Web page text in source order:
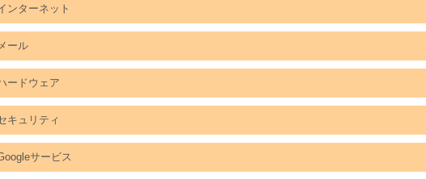
ンターネット
ール
ードウェア
キュリティ
サービス